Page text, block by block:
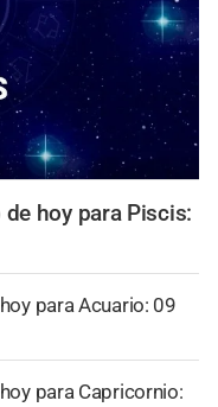
hoy para Piscis:
para Acuario: 09
para Capricornio: